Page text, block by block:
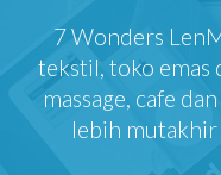
7 Wonders
tekstil, toko emas
massage, cafe
lebih